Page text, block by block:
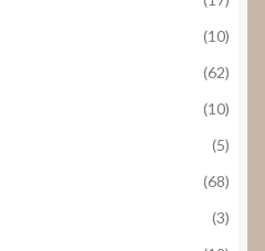
(10)
(62)
(10)
(5)
(68)
(3)